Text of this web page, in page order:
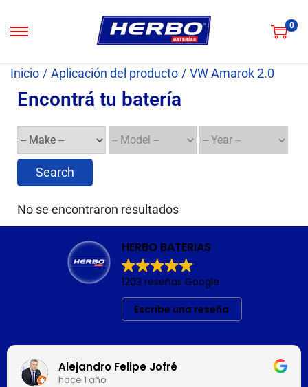
0
Inicio / Aplicación del producto / VW Amarok 2.0
Encontrá tu batería
Search
No se encontraron resultados
HERBO BATERIAS
1203 reseñas Google
Escribe una reseña
Alejandro Felipe Jofré
hace 1 año